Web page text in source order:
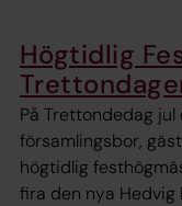
Högtidlig
På Trettondedag
församlingsbor,
högtidlig
fira den nya Hedvig